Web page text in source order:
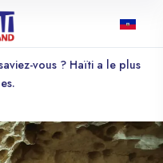
vous ? Haïti a le plus